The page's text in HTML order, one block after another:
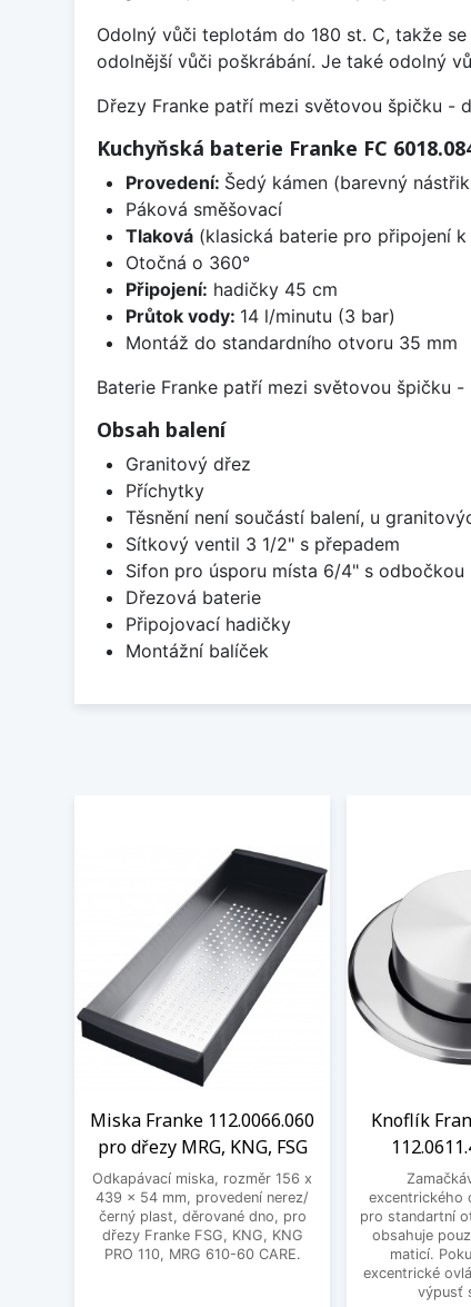
Odolný vůči teplotám do 180 st. C, takže
odolnější vůči poškrábání. Je také odolný
Dřezy Franke patří mezi světovou špičku -
Kuchyňská baterie Franke FC
Provedení: Šedý kámen (barevný
Páková směšovací
Tlaková(klasická baterie pro připojení
Otočná o 360°
Připojení: hadičky 45 cm
Průtok vody: 14 l/minutu (3 bar)
Montáž do standardního otvoru 35 mm
Baterie Franke patří mezi světovou špičku
Obsah balení
Granitový dřez
Příchytky
Těsnění není součástí balení, u
Sítkový ventil 3 1/2" s přepadem
Sifon pro úsporu místa 6/4" s odbočkou
Dřezová baterie
Připojovací hadičky
Montážní balíček
Miska Franke 112.0066.060
pro dřezy MRG, KNG, FSG
Odkapávací miska, rozměr 156 x
439 x 54 mm, provedení nerez/
černý plast, děrované dno, pro
dřezy Franke FSG, KNG, KNG
PRO 110, MRG 610-60 CARE.
Knoflík
excentrického
pro standartní
obsahuje
maticí.
excentrické
výpusť